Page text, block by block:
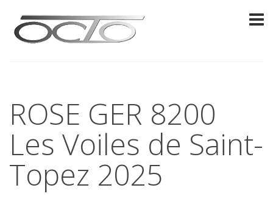
ROSE GER 8200
Les Voiles de Saint-
Topez 2025